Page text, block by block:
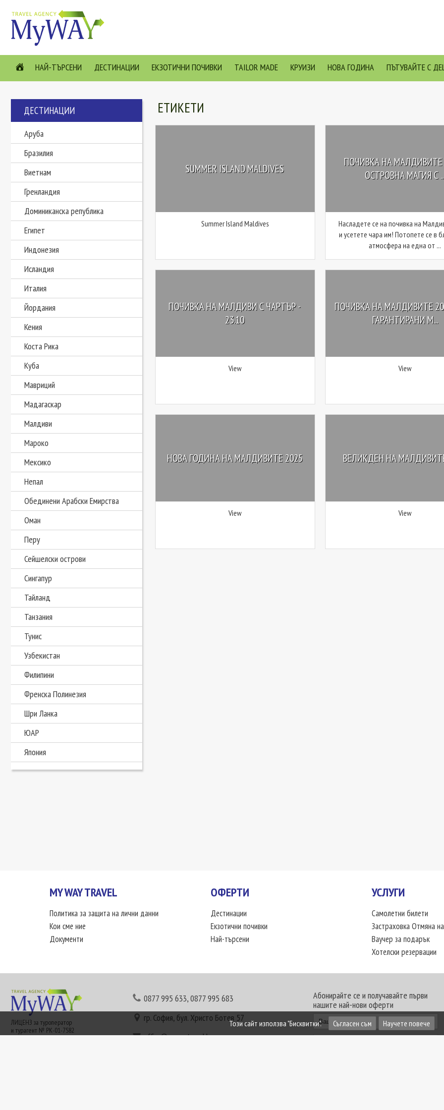
НАЙ-ТЪРСЕНИ ДЕСТИНАЦИИ ЕКЗОТИЧНИ ПОЧИВКИ TAILOR MADE КРУИЗИ НОВА ГОДИНА ПЪТУВАЙТЕ С
ДЕСТИНАЦИИ
Аруба
Бразилия
Виетнам
Гренландия
Доминиканска република
Египет
Индонезия
Исландия
Италия
Йордания
Кения
Коста Рика
Куба
Мавриций
Мадагаскар
Малдиви
Мароко
Мексико
Непал
Обединени Арабски Емирства
Оман
Перу
Сейшелски острови
Сингапур
Тайланд
Танзания
Тунис
Узбекистан
Филипини
Френска Полинезия
Шри Ланка
ЮАР
Япония
ЕТИКЕТИ
SUMMER ISLAND MALDIVES
Summer Island Maldives
ПОЧИВКА НА МАЛДИВИТЕ
ОСТРОВНА МАГИЯ С
Насладете се на почивка на
и усетете чара им! Потопете се в
атмосфера на една от ...
ПОЧИВКА НА МАЛДИВИ С ЧАРТЪР -
23.10
View
ПОЧИВКА НА МАЛДИВИТЕ
ГАРАНТИРАНИ М...
View
НОВА ГОДИНА НА МАЛДИВИТЕ 2025
View
ВЕЛИКДЕН НА
View
MY WAY TRAVEL
Политика за защита на лични данни
Кои сме ние
Документи
ОФЕРТИ
Дестинации
Екзотични почивки
Най-търсени
УСЛУГИ
Самолетни билети
Застраховка Отмяна
Ваучер за подарък
Хотелски резервации
ЛИЦЕНЗ за туроператор
и турагент № РК-01-7582
0877 995 633,0877 995 683
гр. София, бул. Христо Ботев 57
office@mywaytravel.bg
Абонирайте се и получавайте първи
нашите най-нови оферти
Този сайт използва "Бисквитки". Съгласен съм Научете повече